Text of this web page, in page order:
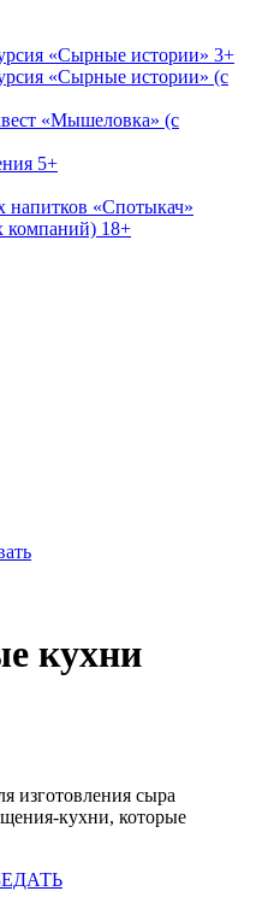
«Сырные истории» 3+
«Сырные истории» (с
«Мышеловка» (с
5+
напитков «Спотыкач»
компаний) 18+
кухни
изготовления сыра
кухни, которые